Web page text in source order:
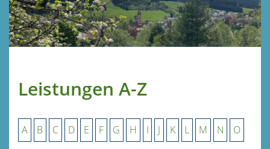
Leistungen A-Z
A B C D E F G H I J K L M N O